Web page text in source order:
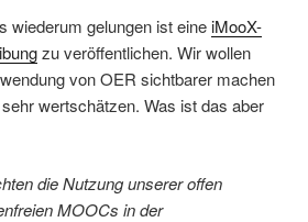
wiederum gelungen ist eineiMooX-
zu veröffentlichen. Wir wollen
von OER sichtbarer machen
wertschätzen. Was ist das aber
die Nutzung unserer offen
MOOCs in der